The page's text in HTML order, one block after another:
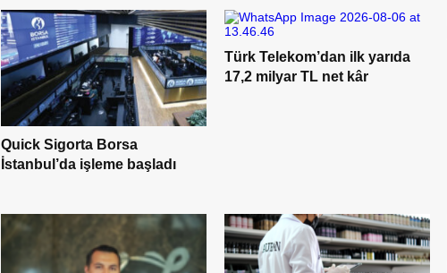
Quick Sigorta Borsa
İstanbul’da işleme başladı
Türk Telekom’dan ilk yarıda
17,2 milyar TL net kâr